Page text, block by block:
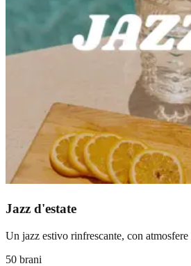
Jazz d'estate
Un jazz estivo rinfrescante, con atmosfere
50 brani